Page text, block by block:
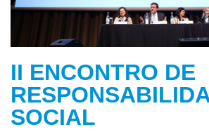
II ENCONTRO DE
SOCIAL